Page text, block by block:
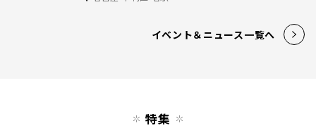
イベント＆ニュース一覧へ
特集